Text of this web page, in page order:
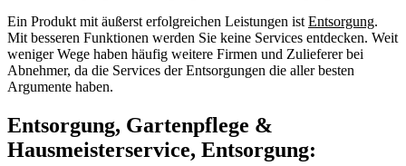
Ein Produkt mit äußerst erfolgreichen Leistungen ist Entsorgung.
Mit besseren Funktionen werden Sie keine Services entdecken. Weit
weniger Wege haben häufig weitere Firmen und Zulieferer bei
Abnehmer, da die Services der Entsorgungen die aller besten
Argumente haben.
Entsorgung, Gartenpflege &
Hausmeisterservice, Entsorgung: